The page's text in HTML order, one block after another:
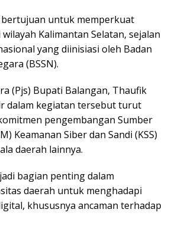
bertujuan untuk memperkuat
Kalimantan Selatan, sejalan
yang diinisiasi oleh Badan
(BSSN).
(Pjs) Bupati Balangan, Thaufik
dalam kegiatan tersebut turut
pengembangan Sumber
Keamanan Siber dan Sandi (KSS)
daerah lainnya.
bagian penting dalam
daerah untuk menghadapi
khususnya ancaman terhadap